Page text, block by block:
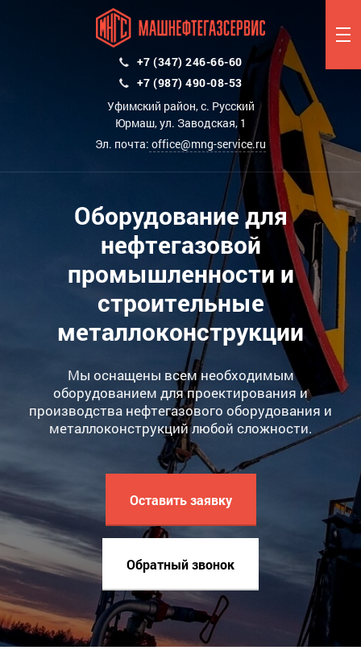
+7 (347) 246-66-60
+7 (987) 490-08-53
Уфимский район, с. Русский
Юрмаш, ул. Заводская, 1
Эл. почта: office@mng-service.ru
Оборудование для
нефтегазовой
промышленности и
строительные
металлоконструкции
Мы оснащены всем необходимым
оборудованием для проектирования и
производства нефтегазового оборудования и
металлоконструкций любой сложности.
Оставить заявку
Обратный звонок